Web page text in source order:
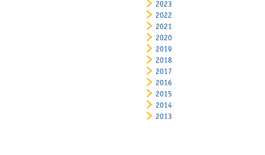
2023
2022
2021
2020
2019
2018
2017
2016
2015
2014
2013